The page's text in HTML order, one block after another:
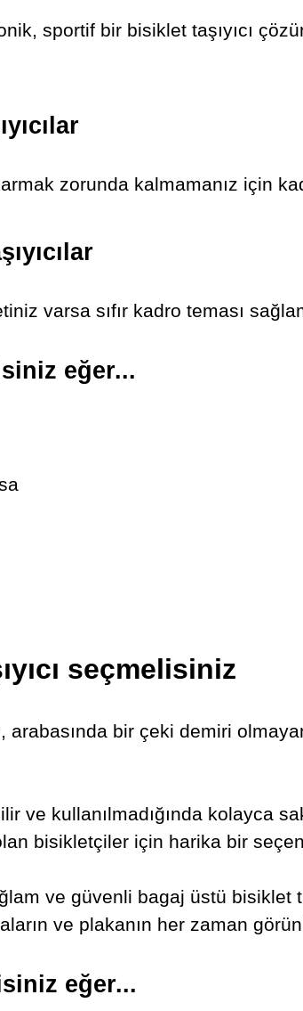
sportif bir bisiklet taşıyıcı
zorunda kalmamanız için
varsa sıfır kadro teması
eğer...
seçmelisiniz
bir çeki demiri
ve kullanılmadığında kolayca
bisikletçiler için harika bir
ve güvenli bagaj üstü bisiklet
ve plakanın her zaman
eğer...